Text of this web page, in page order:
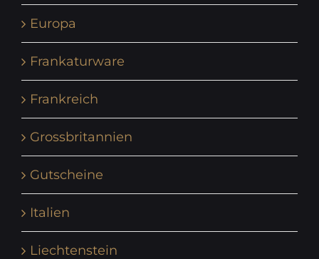
Europa
Frankaturware
Frankreich
Grossbritannien
Gutscheine
Italien
Liechtenstein